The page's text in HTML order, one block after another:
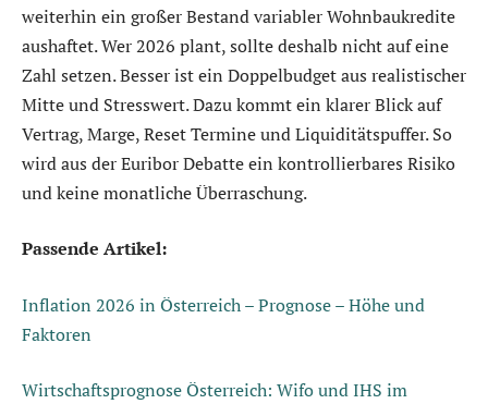
weiterhin ein großer Bestand variabler Wohnbaukredite
aushaftet. Wer 2026 plant, sollte deshalb nicht auf eine
Zahl setzen. Besser ist ein Doppelbudget aus realistischer
Mitte und Stresswert. Dazu kommt ein klarer Blick auf
Vertrag, Marge, Reset Termine und Liquiditätspuffer. So
wird aus der Euribor Debatte ein kontrollierbares Risiko
und keine monatliche Überraschung.
Passende Artikel:
Inflation 2026 in Österreich – Prognose – Höhe und
Faktoren
Wirtschaftsprognose Österreich: Wifo und IHS im